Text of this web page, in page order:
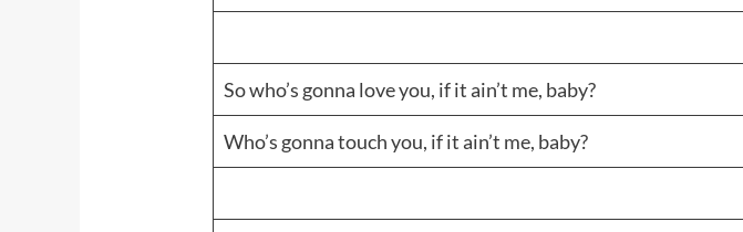
So who’s gonna love you, if it ain’t me, baby?
Who’s gonna touch you, if it ain’t me, baby?